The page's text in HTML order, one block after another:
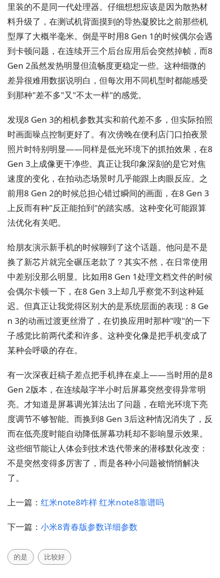
里装的不是同一代处理器。仔细想想应该是因为散热材
料升级了，在测试机背面摸到的导热凝胶比之前那些机
型厚了大概半毫米。倒是平时用8 Gen 1的时候偶尔会遇
到卡顿问题，在连续开三个后台应用后会突然掉帧，而8
Gen 2虽然发热明显但流畅度更稳定一些。这种细微的
差异很难用数据说明白，但每次用不同机型时都能感受
到那种"差不多"又"不太一样"的感觉。
发现8 Gen 3的相机参数其实和前代差不多，但实际拍照
时画面噪点控制更好了。有次傍晚在便利店门口拍夜景
照片时特别明显——同样是低光环境下的抓拍效果，在8
Gen 3上成像更干净些。真正让我印象深刻的是它对焦
速度的变化，在拍动态场景时几乎能跟上肉眼反应。之
前用8 Gen 2的时候总担心错过瞬间的画面，在8 Gen 3
上反而有种"反正能拍到"的踏实感。这种变化可能跟算
法优化有关吧。
给朋友演示新手机的时候聊到了这个话题。他问是不是
换了新芯片就完全碾压老款了？其实不然，在日常使用
中差别没那么明显。比如用8 Gen 1处理文档文件的时候
会偶尔卡顿一下，在8 Gen 3上却几乎察觉不到这种延
迟。但真正让我觉得区别大的是系统层面的表现：8 Ge
n 3的动画过渡更丝滑了，在切换应用时那种"嗖"的一下
子感觉比前两代柔和许多。这种变化像是把手机变成了
某种会呼吸的存在。
有一次深夜赶稿子差点把手机摔在桌上——当时用的是8
Gen 2版本，在连续敲字半小时后屏幕突然变得异常明
亮。才知道是屏幕调光算法出了问题，在暗光环境下亮
度调节不够智能。而换到8 Gen 3后这种情况消失了，反
而在低亮度时能自动降低屏幕功耗却不影响显示效果。
这些细节能让人体会到技术迭代带来的潜移默化改变：
不是突然变得多厉害了，而是各种小问题被悄悄解决
了。
上一篇： 红米note8咋样 红米note8靠谱吗
下一篇： 小米8青春版参数详细参数
的是 比较好